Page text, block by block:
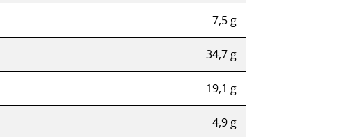
7,5 g
34,7 g
19,1 g
4,9 g